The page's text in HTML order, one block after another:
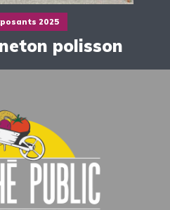
2025
polisson